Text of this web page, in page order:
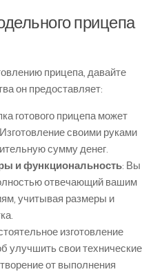
прицепа
прицепа, давайте
он предоставляет:
готового прицепа может
своими руками
сумму денег.
и функциональность: Вы
отвечающий вашим
учитывая размеры и
изготовление
улучшить свои технические
от выполнения